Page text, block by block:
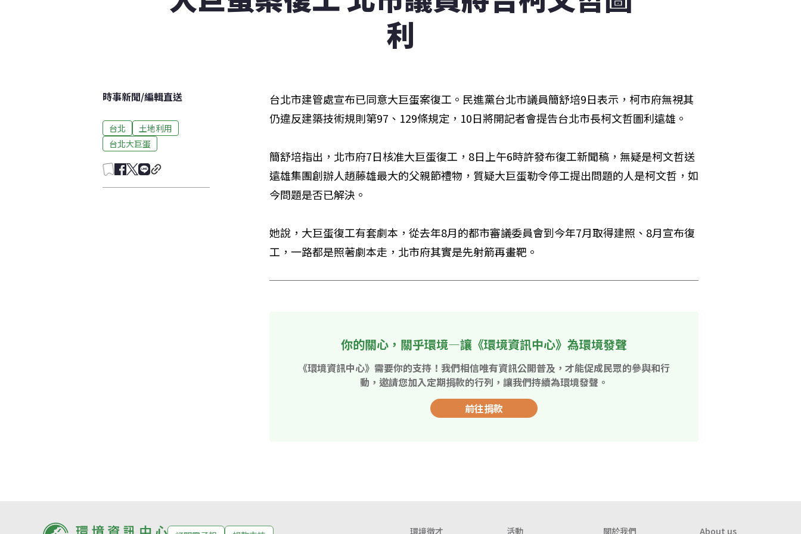
利
時事新聞/編輯直送
台北
土地利用
台北大巨蛋
台北市建管處宣布已同意大巨蛋案復工。民進黨台北市議員簡舒培9日表示，柯市府無視其
仍違反建築技術規則第97、129條規定，10日將開記者會提告台北市長柯文哲圖利遠雄。
簡舒培指出，北市府7日核准大巨蛋復工，8日上午6時許發布復工新聞稿，無疑是柯文哲送
遠雄集團創辦人趙藤雄最大的父親節禮物，質疑大巨蛋勒令停工提出問題的人是柯文哲，如
今問題是否已解決。
她說，大巨蛋復工有套劇本，從去年8月的都市審議委員會到今年7月取得建照、8月宣布復
工，一路都是照著劇本走，北市府其實是先射箭再畫靶。
你的關心，關乎環境—讓《環境資訊中心》為環境發聲
《環境資訊中心》需要你的支持！我們相信唯有資訊公開普及，才能促成民眾的參與和行
動，邀請您加入定期捐款的行列，讓我們持續為環境發聲。
前往捐款
環境徵才 活動 關於我們 About us